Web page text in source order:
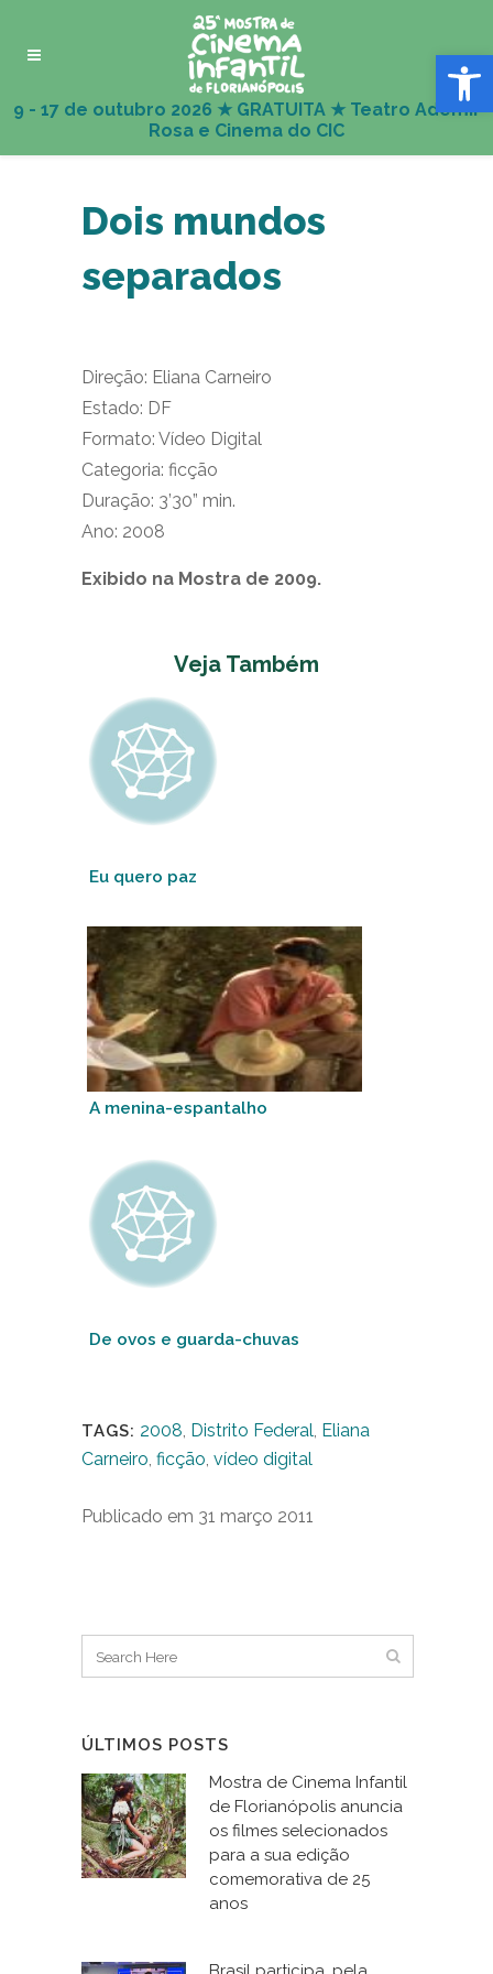
Abrir
Dois mundos
separados
Direção: Eliana Carneiro
Estado: DF
Formato: Vídeo Digital
Categoria: ficção
Duração: 3’30” min.
Ano: 2008
Exibido na Mostra de 2009.
Veja Também
Eu quero paz
A menina-espantalho
De ovos e guarda-chuvas
TAGS: 2008, Distrito Federal, Eliana
Carneiro, ficção, vídeo digital
Publicado em 31 março 2011
ÚLTIMOS POSTS
Mostra de Cinema Infantil
de Florianópolis anuncia
os filmes selecionados
para a sua edição
comemorativa de 25
anos